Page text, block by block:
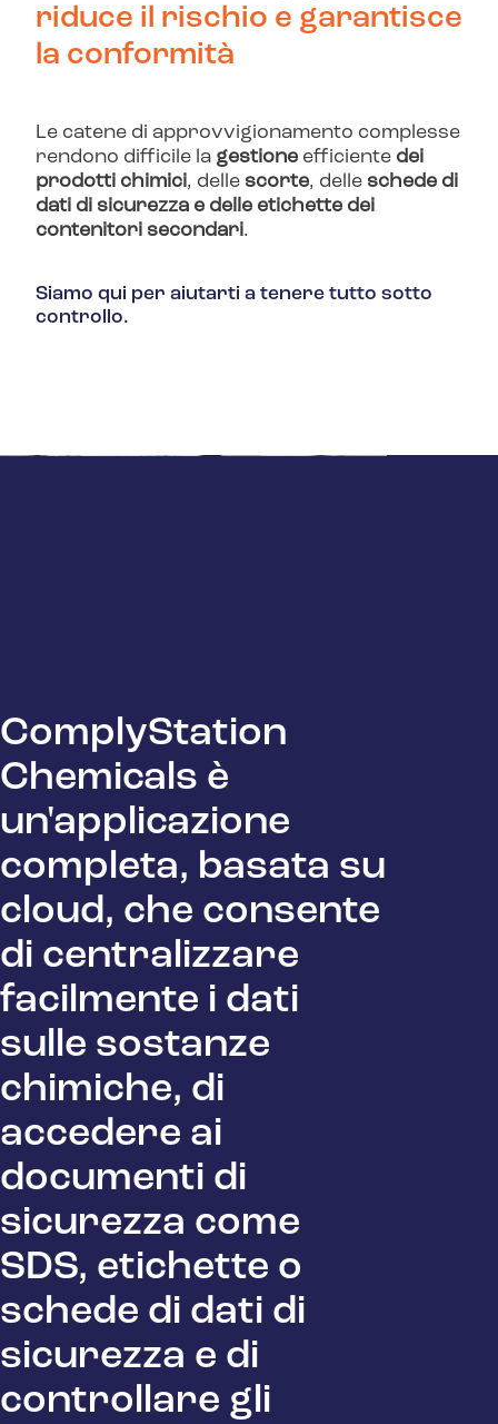
riduce il rischio e garantisce
la conformità
Le catene di approvvigionamento complesse
rendono difficile la gestione efficiente dei
prodotti chimici, delle scorte, delle schede di
dati di sicurezza e delle etichette dei
contenitori secondari.
Siamo qui per aiutarti a tenere tutto sotto
controllo.
ComplyStation
Chemicals è
un'applicazione
completa, basata su
cloud, che consente
di centralizzare
facilmente i dati
sulle sostanze
chimiche, di
accedere ai
documenti di
sicurezza come
SDS, etichette o
schede di dati di
sicurezza e di
controllare gli